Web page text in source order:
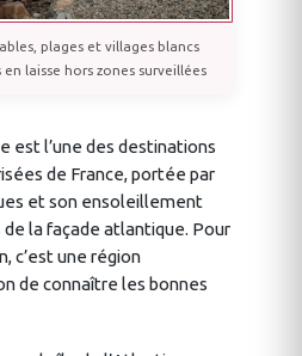
plages et villages blancs
en laisse hors zones surveillées
est l’une des destinations
de France, portée par
et son ensoleillement
la façade atlantique. Pour
c’est une région
de connaître les bonnes